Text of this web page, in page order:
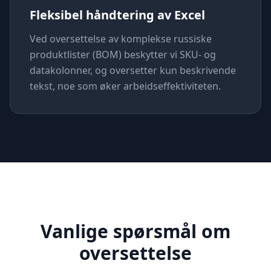
Fleksibel håndtering av Excel
Ved oversettelse av komplekse russiske
produktlister (BOM) beskytter vi SKU- og
datakolonner, og oversetter kun beskrivende
tekst, noe som øker arbeidseffektiviteten.
Vanlige spørsmål om
oversettelse